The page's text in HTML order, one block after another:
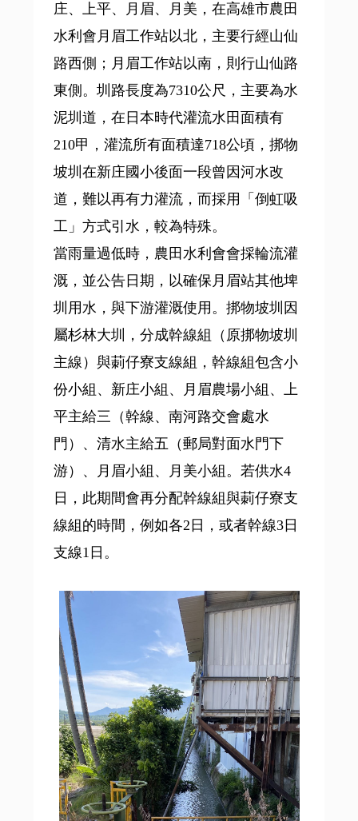
庄、上平、月眉、月美，在高雄市農田
水利會月眉工作站以北，主要行經山仙
路西側；月眉工作站以南，則行山仙路
東側。圳路長度為7310公尺，主要為水
泥圳道，在日本時代灌流水田面積有
210甲，灌流所有面積達718公頃，挷物
坡圳在新庄國小後面一段曾因河水改
道，難以再有力灌流，而採用「倒虹吸
工」方式引水，較為特殊。
當雨量過低時，農田水利會會採輪流灌
溉，並公告日期，以確保月眉站其他埤
圳用水，與下游灌溉使用。挷物坡圳因
屬杉林大圳，分成幹線組（原挷物坡圳
主線）與莿仔寮支線組，幹線組包含小
份小組、新庄小組、月眉農場小組、上
平主給三（幹線、南河路交會處水
門）、清水主給五（郵局對面水門下
游）、月眉小組、月美小組。若供水4
日，此期間會再分配幹線組與莿仔寮支
線組的時間，例如各2日，或者幹線3日
支線1日。